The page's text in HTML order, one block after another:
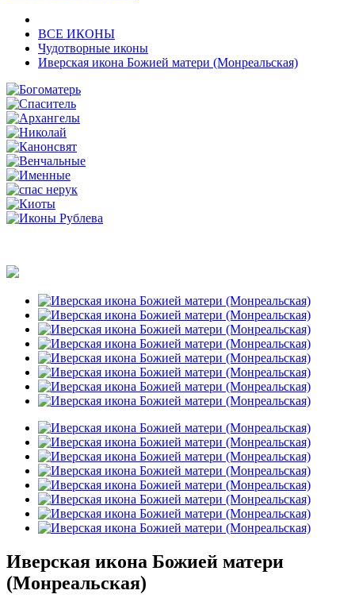
ВСЕ ИКОНЫ
Чудотворные иконы
Иверская икона Божией матери (Монреальская)
Иверская икона Божией матери
(Монреальская)